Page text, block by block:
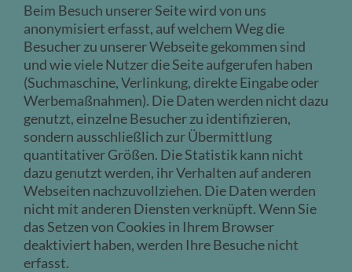
Beim Besuch unserer Seite wird von uns
anonymisiert erfasst, auf welchem Weg die
Besucher zu unserer Webseite gekommen sind
und wie viele Nutzer die Seite aufgerufen haben
(Suchmaschine, Verlinkung, direkte Eingabe oder
Werbemaßnahmen). Die Daten werden nicht dazu
genutzt, einzelne Besucher zu identifizieren,
sondern ausschließlich zur Übermittlung
quantitativer Größen. Die Statistik kann nicht
dazu genutzt werden, ihr Verhalten auf anderen
Webseiten nachzuvollziehen. Die Daten werden
nicht mit anderen Diensten verknüpft. Wenn Sie
das Setzen von Cookies in Ihrem Browser
deaktiviert haben, werden Ihre Besuche nicht
erfasst.